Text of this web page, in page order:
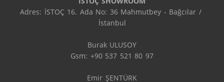
Adres: İSTOÇ 16. Ada No: 36 Mahmutbey - Bağcılar /
İstanbul
Burak ULUSOY
Gsm: +90 537 521 80 97
Emir ŞENTÜRK